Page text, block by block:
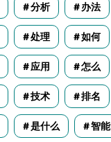
分析 办法
处理 如何
应用 怎么
技术 排名
是什么 智能